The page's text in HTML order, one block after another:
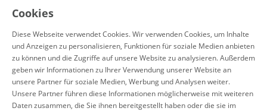
Cookies
Diese Webseite verwendet Cookies. Wir verwenden Cookies, um Inhalte
und Anzeigen zu personalisieren, Funktionen für soziale Medien anbieten
zu können und die Zugriffe auf unsere Website zu analysieren. Außerdem
geben wir Informationen zu Ihrer Verwendung unserer Website an
unsere Partner für soziale Medien, Werbung und Analysen weiter.
Unsere Partner führen diese Informationen möglicherweise mit weiteren
Daten zusammen, die Sie ihnen bereitgestellt haben oder die sie im